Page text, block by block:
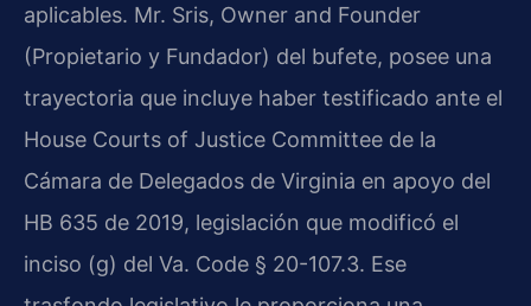
aplicables. Mr. Sris, Owner and Founder
(Propietario y Fundador) del bufete, posee una
trayectoria que incluye haber testificado ante el
House Courts of Justice Committee de la
Cámara de Delegados de Virginia en apoyo del
HB 635 de 2019, legislación que modificó el
inciso (g) del Va. Code § 20-107.3. Ese